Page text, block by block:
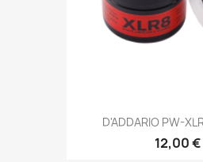
D'ADDARIO PW-
12,00 €